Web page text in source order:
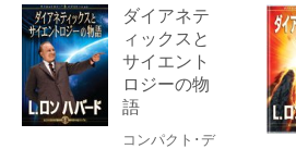
ダイアネテ
ィックスと
サイエント
ロジーの物
語
コンパクト･デ